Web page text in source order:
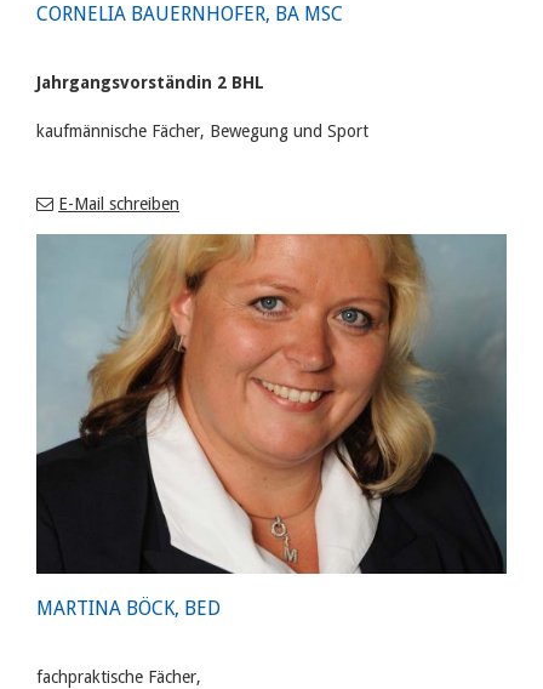
CORNELIA BAUERNHOFER, BA MSC
Jahrgangsvorständin 2 BHL
kaufmännische Fächer, Bewegung und Sport
E-Mail schreiben
MARTINA BÖCK, BED
fachpraktische Fächer,